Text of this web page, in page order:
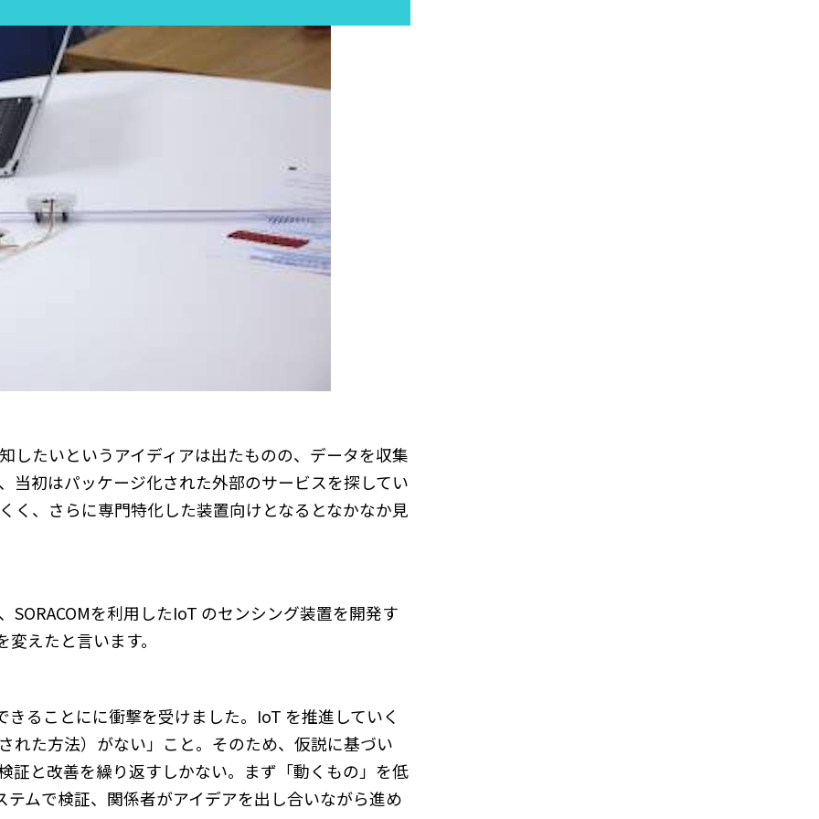
したいというアイディアは出たものの、データを収集
当初はパッケージ化された外部のサービスを探してい
く、さらに専門特化した装置向けとなるとなかなか見
を利用したIoT のセンシング装置を開発す
えたと言います。
ることにに衝撃を受けました。IoT を推進していく
れた方法）がない」こと。そのため、仮説に基づい
証と改善を繰り返すしかない。まず「動くもの」を低
ムで検証、関係者がアイデアを出し合いながら進め